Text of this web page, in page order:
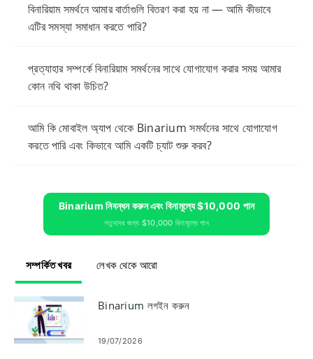
বিনারিয়াম সমর্থনে আমার বার্তাগুলি বিতরণ করা হয় না — আমি কীভাবে
এটির সমস্যা সমাধান করতে পারি?
প্রত্যাহার সম্পর্কে বিনারিয়াম সমর্থনের সাথে যোগাযোগ করার সময় আমার
কোন নথি থাকা উচিত?
আমি কি মোবাইল অ্যাপ থেকে Binarium সমর্থনের সাথে যোগাযোগ
করতে পারি এবং কিভাবে আমি একটি চ্যাট শুরু করব?
Binarium নিবন্ধন করুন এবং বিনামূল্যে $10,000 পান
নতুনদের জন্য $10,000 বিনামূল্যে পান
সম্পর্কিত খবর লেখক থেকে আরো
Binarium লগইন করুন
19/07/2026